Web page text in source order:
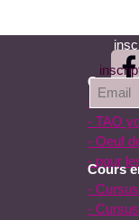
Cours
- Pilates
- TAO
- Oeuf
- pour
Cours
-
-